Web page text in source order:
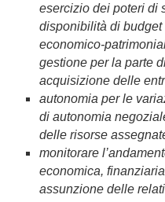
esercizio dei poteri di
disponibilità di
economico-
gestione per la parte
acquisizione delle
autonomia per le
di autonomia
delle risorse
monitorare
economica,
assunzione delle